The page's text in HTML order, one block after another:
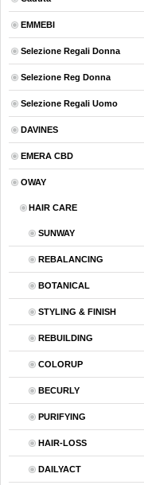
EMMEBI
Selezione Regali Donna
Selezione Reg Donna
Selezione Regali Uomo
DAVINES
EMERA CBD
OWAY
HAIR CARE
SUNWAY
REBALANCING
BOTANICAL
STYLING & FINISH
REBUILDING
COLORUP
BECURLY
PURIFYING
HAIR-LOSS
DAILYACT